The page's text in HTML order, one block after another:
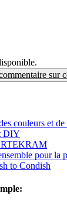
sur
couleurs et
DIY
pour la
to Condish